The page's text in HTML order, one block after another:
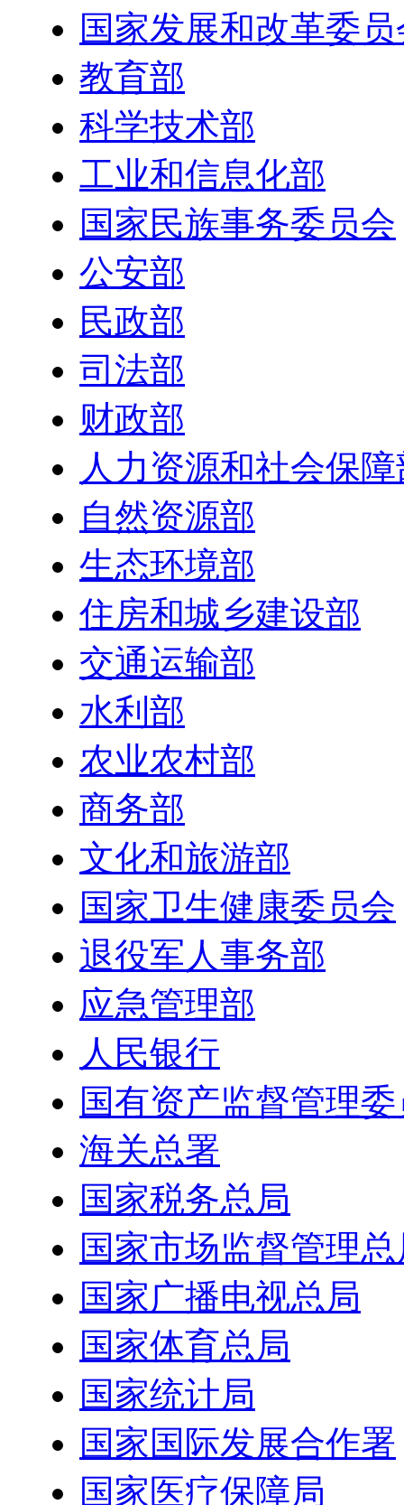
国家发展和改革委
教育部
科学技术部
工业和信息化部
国家民族事务委员会
公安部
民政部
司法部
财政部
人力资源和社会保
自然资源部
生态环境部
住房和城乡建设部
交通运输部
水利部
农业农村部
商务部
文化和旅游部
国家卫生健康委员会
退役军人事务部
应急管理部
人民银行
国有资产监督管理
海关总署
国家税务总局
国家市场监督管理
国家广播电视总局
国家体育总局
国家统计局
国家国际发展合作署
国家医疗保障局